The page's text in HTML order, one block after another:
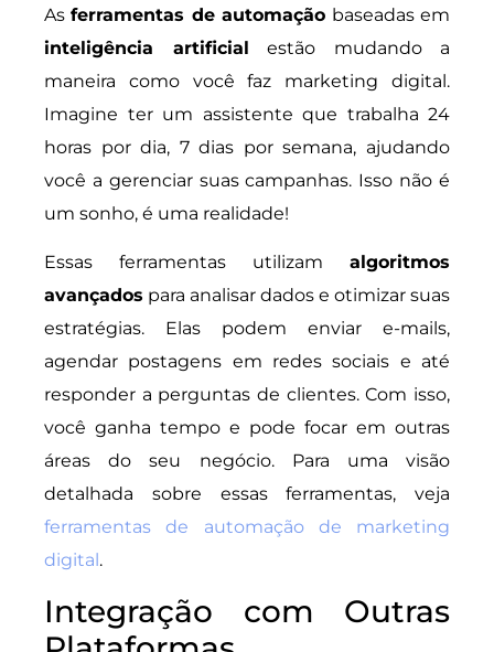
Asferramentas de automação baseadas em
inteligência artificial estão mudando a
maneira como você faz marketing digital.
Imagine ter um assistente que trabalha 24
horas por dia, 7 dias por semana, ajudando
você a gerenciar suas campanhas. Isso não é
um sonho, é uma realidade!
Essas ferramentas utilizam algoritmos
avançados para analisar dados e otimizar suas
estratégias. Elas podem enviar e-mails,
agendar postagens em redes sociais e até
responder a perguntas de clientes. Com isso,
você ganha tempo e pode focar em outras
áreas do seu negócio. Para uma visão
detalhada sobre essas ferramentas, veja
ferramentas de automação de marketing
digital .
Integração com Outras